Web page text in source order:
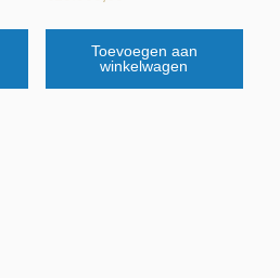
Toevoegen aan
winkelwagen